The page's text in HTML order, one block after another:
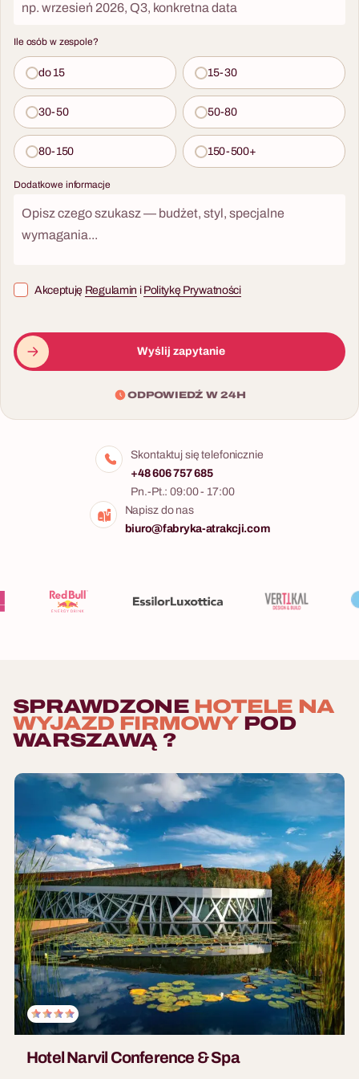
Ile osób w zespole?
do 15 15-30
30-50 50-80
80-150 150-500+
Dodatkowe informacje
Akceptuję Regulamin i Politykę Prywatności
Wyślij zapytanie
ODPOWIEDŹ W 24H
Skontaktuj się telefonicznie
+48 606 757 685
Pn.-Pt.: 09:00 - 17:00
Napisz do nas
biuro@fabryka-atrakcji.com
SPRAWDZONE HOTELE NA
WYJAZD FIRMOWYPOD
WARSZAWĄ ?
Hotel Narvil Conference & Spa